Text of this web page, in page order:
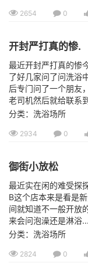
2654 0
开封严打真的惨.
最近开封严打真的惨
了好几家问了问洗浴
后专门问了一个朋友
老司机然后就给联系
分类：洗浴场所
2934 0
御街小放松
最近实在闲的难受探
B这个店本来是看是
间就知道不一般开放
来会问泡澡还是淋浴...
分类：洗浴场所
2824 0